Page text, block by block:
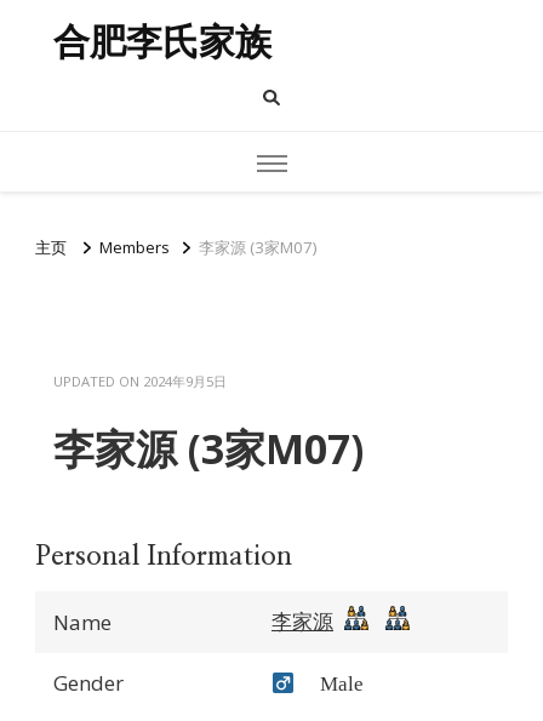
合肥李氏家族
主页 Members 李家源 (3家M07)
UPDATED ON 2024年9月5日
李家源 (3家M07)
Personal Information
Name 李家源
Gender Male